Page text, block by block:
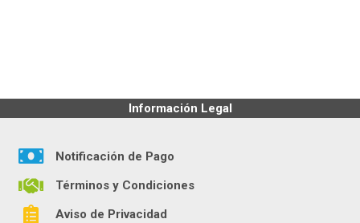
Información Legal
Notificación de Pago
Términos y Condiciones
Aviso de Privacidad